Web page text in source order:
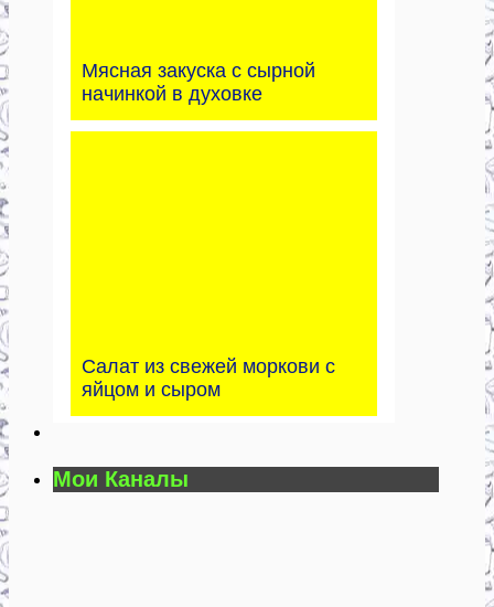
Мясная закуска с сырной
начинкой в духовке
Салат из свежей моркови с
яйцом и сыром
Мои Каналы